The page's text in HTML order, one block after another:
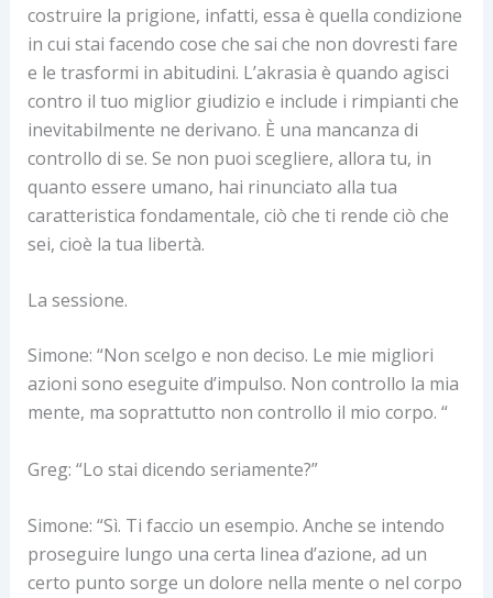
costruire la prigione, infatti, essa è quella condizione
in cui stai facendo cose che sai che non dovresti fare
e le trasformi in abitudini. L’akrasia è quando agisci
contro il tuo miglior giudizio e include i rimpianti che
inevitabilmente ne derivano. È una mancanza di
controllo di se. Se non puoi scegliere, allora tu, in
quanto essere umano, hai rinunciato alla tua
caratteristica fondamentale, ciò che ti rende ciò che
sei, cioè la tua libertà.
La sessione.
Simone: “Non scelgo e non deciso. Le mie migliori
azioni sono eseguite d’impulso. Non controllo la mia
mente, ma soprattutto non controllo il mio corpo. “
Greg: “Lo stai dicendo seriamente?”
Simone: “Sì. Ti faccio un esempio. Anche se intendo
proseguire lungo una certa linea d’azione, ad un
certo punto sorge un dolore nella mente o nel corpo